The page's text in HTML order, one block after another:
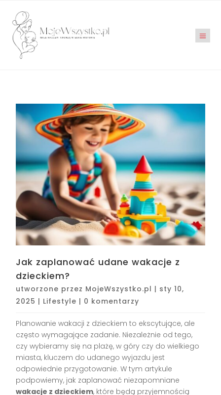
Jak zaplanować udane wakacje z
dzieckiem?
utworzone przez MojeWszystko.pl | sty 10,
2025 | Lifestyle | 0 komentarzy
Planowanie wakacji z dzieckiem to ekscytujące, ale
często wymagające zadanie. Niezależnie od tego,
czy wybieramy się na plażę, w góry czy do wielkiego
miasta, kluczem do udanego wyjazdu jest
odpowiednie przygotowanie. W tym artykule
podpowiemy, jak zaplanować niezapomniane
wakacje z dzieckiem, które będą przyjemnością